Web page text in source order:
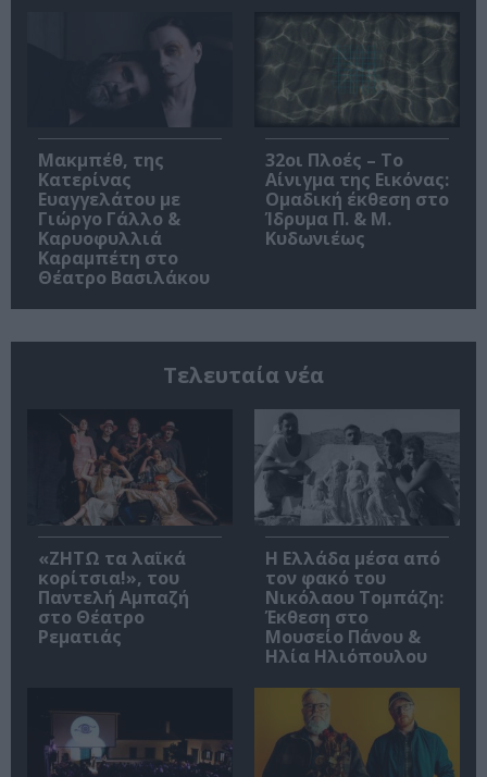
Μακμπέθ, της
Κατερίνας
Ευαγγελάτου με
Γιώργο Γάλλο &
Καρυοφυλλιά
Καραμπέτη στο
Θέατρο Βασιλάκου
32οι Πλοές – Το
Αίνιγμα της Εικόνας:
Ομαδική έκθεση στο
Ίδρυμα Π. & Μ.
Κυδωνιέως
Τελευταία νέα
«ΖΗΤΩ τα λαϊκά
κορίτσια!», του
Παντελή Αμπαζή
στο Θέατρο
Ρεματιάς
Η Ελλάδα μέσα από
τον φακό του
Νικόλαου Τομπάζη:
Έκθεση στο
Μουσείο Πάνου &
Ηλία Ηλιόπουλου